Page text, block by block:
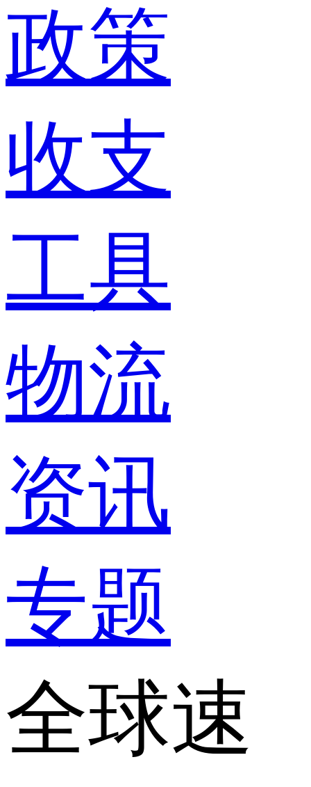
政策
收支
工具
物流
资讯
专题
全球速